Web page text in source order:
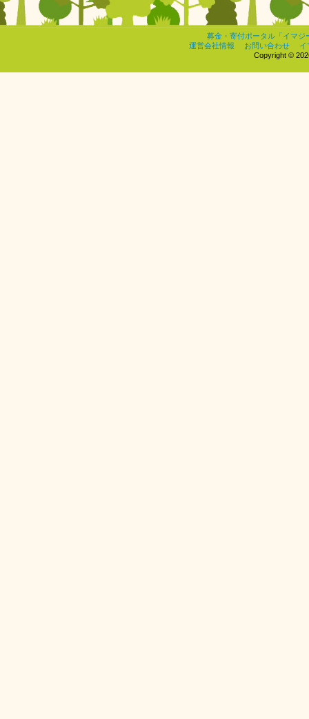
募金・寄付ポータル「イマジ
運営会社情報
お問い合わせ
イ
Copyright ©